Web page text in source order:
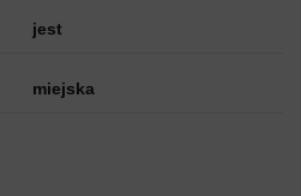
jest
miejska